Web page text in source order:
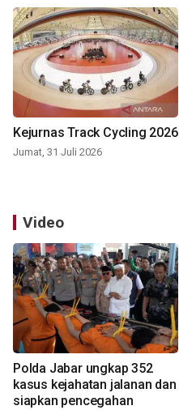
Kejurnas Track Cycling 2026
Jumat, 31 Juli 2026
Video
Polda Jabar ungkap 352
kasus kejahatan jalanan dan
siapkan pencegahan